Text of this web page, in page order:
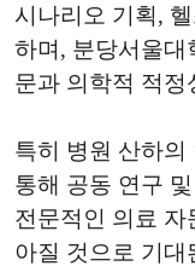
시나리오 기획,
하며, 분당서울대
문과 의학적 적정
특히 병원 산하의
통해 공동 연구
전문적인 의료 자
아질 것으로 기